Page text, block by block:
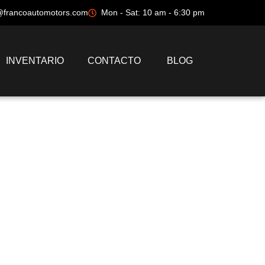
Mon - Sat: 10 am - 6:30 pm
INVENTARIO CONTACTO BLOG